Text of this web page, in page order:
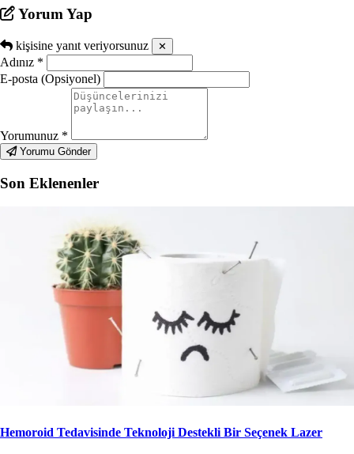
Yorum Yap
kişisine yanıt veriyorsunuz ✕
Adınız *
E-posta (Opsiyonel)
Yorumunuz *
Yorumu Gönder
Son Eklenenler
Hemoroid Tedavisinde Teknoloji Destekli Bir Seçenek Lazer